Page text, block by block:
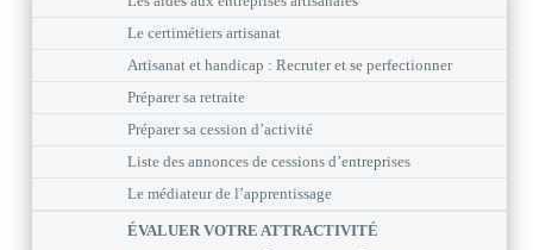
Le certimétiers artisanat
Artisanat et handicap : Recruter et se perfectionner
Préparer sa retraite
Préparer sa cession d’activité
Liste des annonces de cessions d’entreprises
Le médiateur de l’apprentissage
ÉVALUER VOTRE ATTRACTIVITÉ